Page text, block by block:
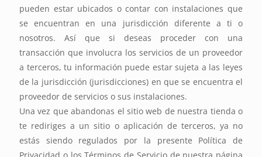
pueden estar ubicados o contar con instalaciones que
se encuentran en una jurisdicción diferente a ti o
nosotros. Así que si deseas proceder con una
transacción que involucra los servicios de un proveedor
a terceros, tu información puede estar sujeta a las leyes
de la jurisdicción (jurisdicciones) en que se encuentra el
proveedor de servicios o sus instalaciones.
Una vez que abandonas el sitio web de nuestra tienda o
te rediriges a un sitio o aplicación de terceros, ya no
estás siendo regulados por la presente Política de